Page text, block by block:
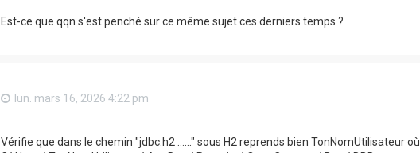
Est-ce que qqn s'est penché sur ce même sujet ces derniers temps ?
lun. mars 16, 2026 4:22 pm
Vérifie que dans le chemin "jdbc:h2 ......" sous H2 reprends bien TonNomUtilisateur